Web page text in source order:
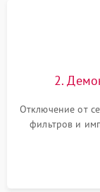
2.
Отключение от
фильтров и